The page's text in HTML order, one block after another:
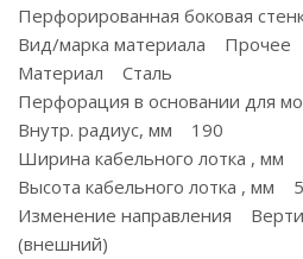
Перфорированная боковая
Вид/марка материала Прочее
Материал Сталь
Перфорация в основании для
Внутр. радиус, мм 190
Ширина кабельного лотка , мм
Высота кабельного лотка , мм
Изменение направления
(внешний)